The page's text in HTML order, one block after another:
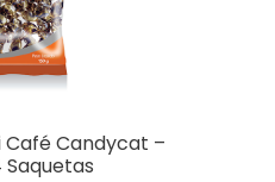
Café Candycat –
Saquetas